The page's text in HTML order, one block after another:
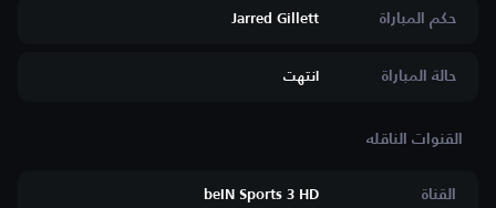
حكم المباراة Jarred Gillett
حالة المباراة انتهت
القناة beIN Sports 3 HD